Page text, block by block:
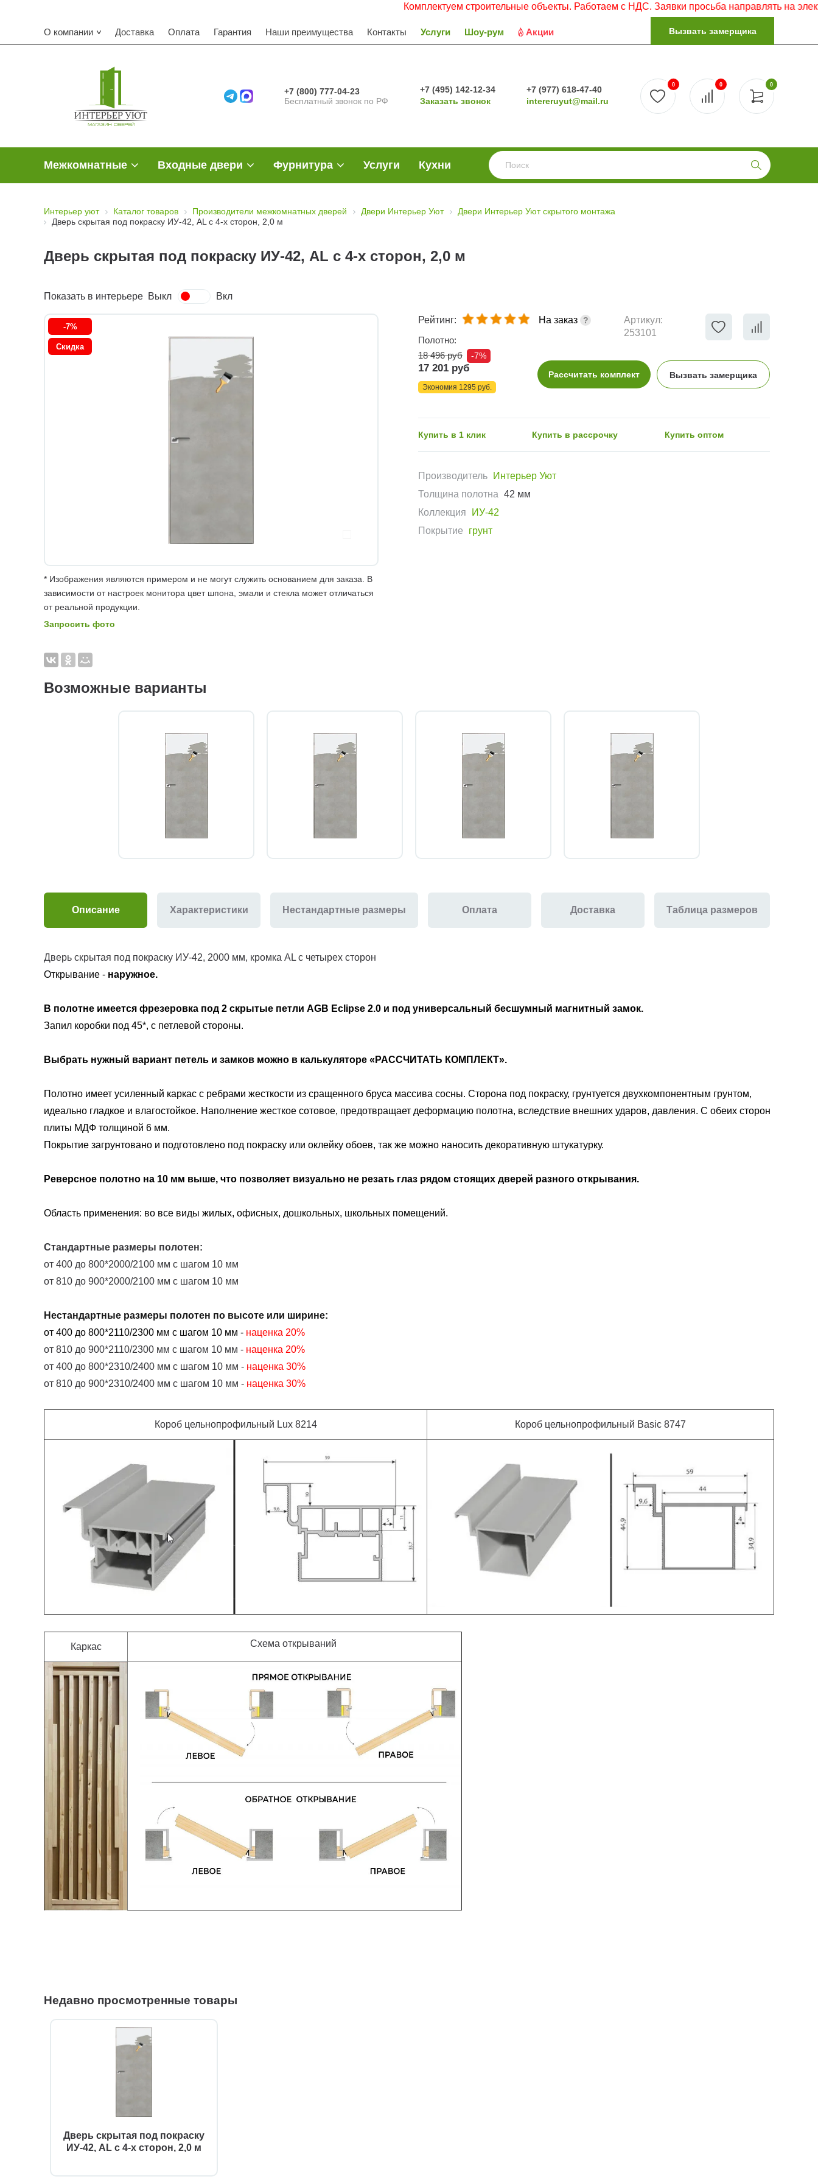
Комплектуем строительные объекты. Работаем с НДС. Заявки просьба направлять на
О компании Доставка Оплата Гарантия Наши преимущества Контакты Услуги Шоу-рум Акции Вызвать замерщика
+7 (800) 777-04-23
Бесплатный звонок по РФ
+7 (495) 142-12-34
Заказать звонок
+7 (977) 618-47-40
intereruyut@mail.ru
0
0 0
Межкомнатные Входные двери Фурнитура Услуги Кухни
Интерьер уют Каталог товаров Производители межкомнатных дверей Двери Интерьер Уют
Двери Интерьер Уют скрытого монтажа
Дверь скрытая под покраску ИУ-42, AL с 4-х сторон, 2,0 м
Дверь скрытая под покраску ИУ-42, AL с 4-х сторон, 2,0 м
Показать в интерьере Выкл Вкл
-7%
Скидка
* Изображения являются примером и не могут служить основанием для заказа. В
зависимости от настроек монитора цвет шпона, эмали и стекла может отличаться
от реальной продукции.
Запросить фото
Рейтинг: На заказ
Артикул:
253101
Полотно:
18 496 руб
-7%
17 201 руб
Экономия 1295 руб.
Рассчитать комплект Вызвать замерщика
Купить в 1 клик Купить в рассрочку Купить оптом
Производитель
Интерьер Уют
Толщина полотна 42 мм
Коллекция
ИУ-42
Покрытие
грунт
Возможные варианты
Описание Характеристики Нестандартные размеры Оплата Доставка Таблица размеров
Дверь скрытая под покраску ИУ-42, 2000 мм, кромка AL с четырех сторон
Открывание - наружное.
В полотне имеется фрезеровка под 2 скрытые петли AGB Eclipse 2.0 и под универсальный бесшумный магнитный замок.
Запил коробки под 45*, с петлевой стороны.
Выбрать нужный вариант петель и замков можно в калькуляторе «РАССЧИТАТЬ КОМПЛЕКТ».
Полотно имеет усиленный каркас с ребрами жесткости из сращенного бруса массива сосны. Сторона под покраску, грунтуется двухкомпонентным грунтом,
идеально гладкое и влагостойкое. Наполнение жесткое сотовое, предотвращает деформацию полотна, вследствие внешних ударов, давления. С обеих сторон
плиты МДФ толщиной 6 мм.
Покрытие загрунтовано и подготовлено под покраску или оклейку обоев, так же можно наносить декоративную штукатурку.
Реверсное полотно на 10 мм выше, что позволяет визуально не резать глаз рядом стоящих дверей разного открывания.
Область применения: во все виды жилых, офисных, дошкольных, школьных помещений.
Стандартные размеры полотен:
от 400 до 800*2000/2100 мм с шагом 10 мм
от 810 до 900*2000/2100 мм с шагом 10 мм
Нестандартные размеры полотен по высоте или ширине:
от 400 до 800*2110/2300 мм с шагом 10 мм - наценка 20%
от 810 до 900*2110/2300 мм с шагом 10 мм - наценка 20%
от 400 до 800*2310/2400 мм с шагом 10 мм - наценка 30%
от 810 до 900*2310/2400 мм с шагом 10 мм - наценка 30%
Короб цельнопрофильный Lux 8214 Короб цельнопрофильный Basic 8747
Каркас Схема открываний
Недавно просмотренные товары
Дверь скрытая под покраску
ИУ-42, AL с 4-х сторон, 2,0 м